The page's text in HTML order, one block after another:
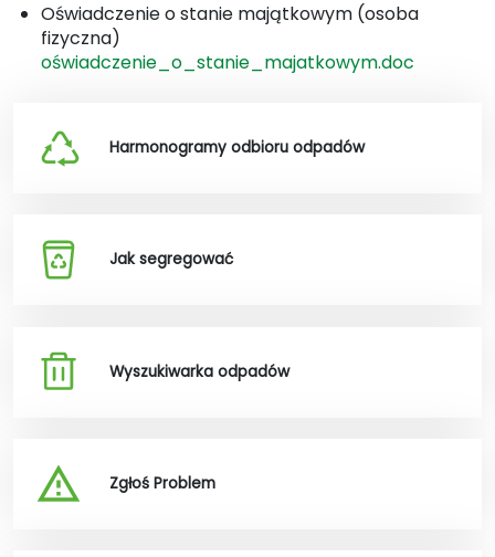
Oświadczenie o stanie majątkowym (osoba
fizyczna)
oświadczenie_o_stanie_majatkowym.doc
Harmonogramy odbioru odpadów
Jak segregować
Wyszukiwarka odpadów
Zgłoś Problem